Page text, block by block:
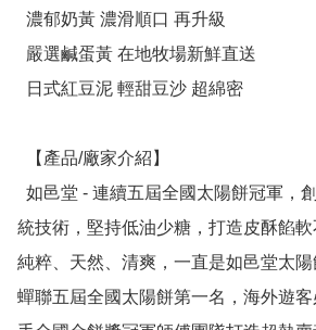
統技術，堅持低油少糖，打造皮酥餡軟
純粹、天然、清爽，一直是如邑堂太陽
蟬聯五屆全國太陽餅第一名，海外遊